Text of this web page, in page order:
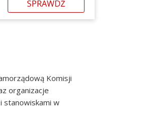
SPRAWDŹ
Komisji
organizacje
stanowiskami w